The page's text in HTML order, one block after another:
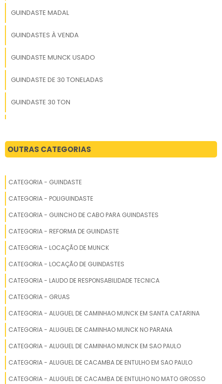
GUINDASTE MADAL
GUINDASTES À VENDA
GUINDASTE MUNCK USADO
GUINDASTE DE 30 TONELADAS
GUINDASTE 30 TON
GUINDASTE XCMG A VENDA
GUINDASTE DE ESTEIRA
MUNCK E GUINDASTE A VENDA
PEÇAS PARA GUINDASTES
GUINDASTE VILLARES
CAMINHÃO GUINDASTE A VENDA
OUTRAS CATEGORIAS
CATEGORIA - GUINDASTE
CATEGORIA - POLIGUINDASTE
CATEGORIA - GUINCHO DE CABO PARA GUINDASTES
CATEGORIA - REFORMA DE GUINDASTE
CATEGORIA - LOCAÇÃO DE MUNCK
CATEGORIA - LOCAÇÃO DE GUINDASTES
CATEGORIA - LAUDO DE RESPONSABILIDADE TECNICA
CATEGORIA - GRUAS
CATEGORIA - ALUGUEL DE CAMINHAO MUNCK EM SANTA CATARINA
CATEGORIA - ALUGUEL DE CAMINHAO MUNCK NO PARANA
CATEGORIA - ALUGUEL DE CAMINHAO MUNCK EM SAO PAULO
CATEGORIA - ALUGUEL DE CACAMBA DE ENTULHO EM SAO PAULO
CATEGORIA - ALUGUEL DE CACAMBA DE ENTULHO NO MATO GROSSO